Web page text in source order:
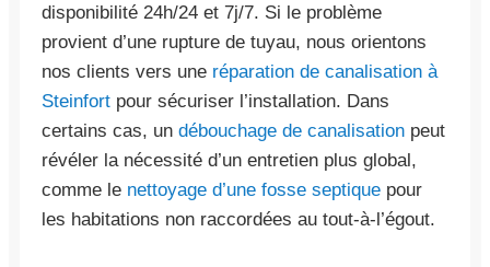
disponibilité 24h/24 et 7j/7. Si le problème
provient d’une rupture de tuyau, nous orientons
nos clients vers une réparation de canalisation à
Steinfort pour sécuriser l’installation. Dans
certains cas, un débouchage de canalisation peut
révéler la nécessité d’un entretien plus global,
comme le nettoyage d’une fosse septique pour
les habitations non raccordées au tout-à-l’égout.